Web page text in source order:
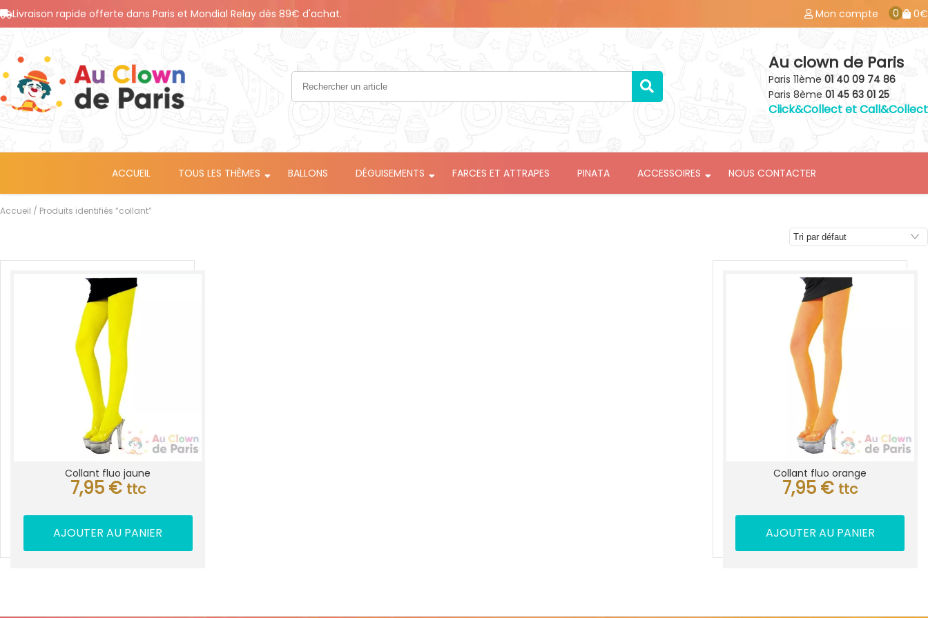
Livraison rapide offerte dans Paris et Mondial Relay dès 89€ d'achat. Mon compte 0 0€
Au clown de Paris
Paris 11ème 01 40 09 74 86
Paris 8ème 01 45 63 01 25
Click&Collect et Call&Collect
ACCUEIL TOUS LES THÈMES BALLONS DÉGUISEMENTS FARCES ET ATTRAPES PINATA ACCESSOIRES NOUS CONTACTER
Accueil / Produits identifiés “collant”
Collant fluo jaune
7,95 € ttc
AJOUTER AU PANIER
Collant fluo orange
7,95 € ttc
AJOUTER AU PANIER